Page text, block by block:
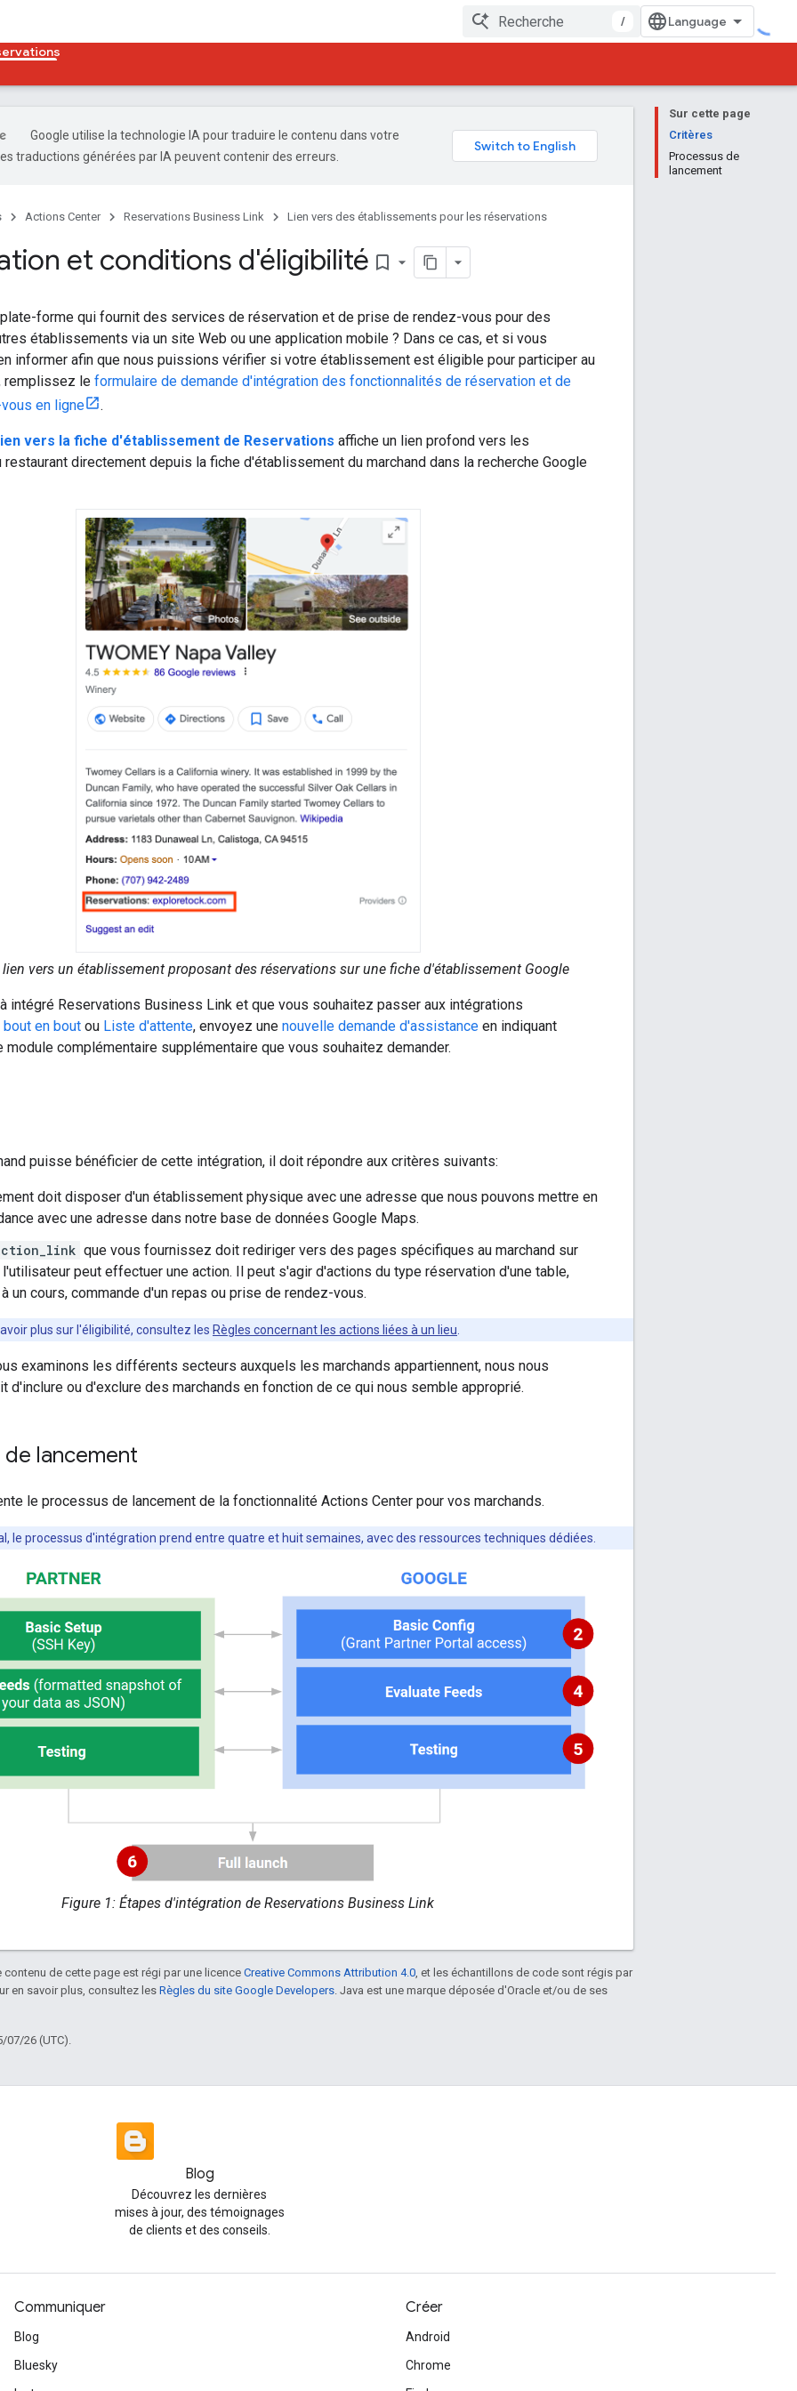
/
Sur cette page
Critères
Processus de
lancement
Google utilise la technologie IA pour traduire le contenu dans votre
traductions générées par IA peuvent contenir des erreurs.
Actions Center Reservations Business Link Lien vers des établissements pour les réservations
et conditions d'éligibilité bookmark_border
forme qui fournit des services de réservation et de prise de rendez-vous pour des
établissements via un site Web ou une application mobile ? Dans ce cas, et si vous
informer afin que nous puissions vérifier si votre établissement est éligible pour participer au
remplissez le formulaire de demande d'intégration des fonctionnalités de réservation et de
en ligne
.
vers la fiche d'établissement de Reservations affiche un lien profond vers les
directement depuis la fiche d'établissement du marchand dans la recherche Google
vers un établissement proposant des réservations sur une fiche d'établissement Google
intégré Reservations Business Link et que vous souhaitez passer aux intégrations
en bout ou Liste d'attente, envoyez une nouvelle demande d'assistance en indiquant
module complémentaire supplémentaire que vous souhaitez demander.
puisse bénéficier de cette intégration, il doit répondre aux critères suivants:
doit disposer d'un établissement physique avec une adresse que nous pouvons mettre en
avec une adresse dans notre base de données Google Maps.
que vous fournissez doit rediriger vers des pages spécifiques au marchand sur
peut effectuer une action. Il peut s'agir d'actions du type réservation d'une table,
un cours, commande d'un repas ou prise de rendez-vous.
plus sur l'éligibilité, consultez les Règles concernant les actions liées à un lieu
examinons les différents secteurs auxquels les marchands appartiennent, nous nous
d'inclure ou d'exclure des marchands en fonction de ce qui nous semble approprié.
lancement
le processus de lancement de la fonctionnalité Actions Center pour vos marchands.
le processus d'intégration prend entre quatre et huit semaines, avec des ressources techniques dédiées.
Figure 1: Étapes d'intégration de Reservations Business Link
de cette page est régi par une licence Creative Commons Attribution 4.0, et les échantillons de code sont régis par
en savoir plus, consultez les Règles du site Google Developers. Java est une marque déposée d'Oracle et/ou de ses
07/26 (UTC).
Blog
Découvrez les dernières
mises à jour, des témoignages
de clients et des conseils.
Communiquer
Blog
Bluesky
Créer
Android
Chrome